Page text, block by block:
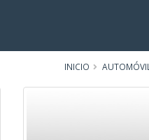
INICIO AUTOMÓVIL